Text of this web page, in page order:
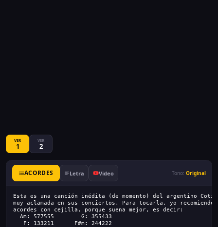
VER
1
VER
2
ACORDES Letra Video Tono: Original
Esta es una canción inédita (de momento) del argentino Coti,
muy aclamada en sus conciertos. Para tocarla, yo recomiendo
acordes con cejilla, porque suena mejor, es decir:
Am: 577555        G: 355433
F: 133211      F#m: 244222